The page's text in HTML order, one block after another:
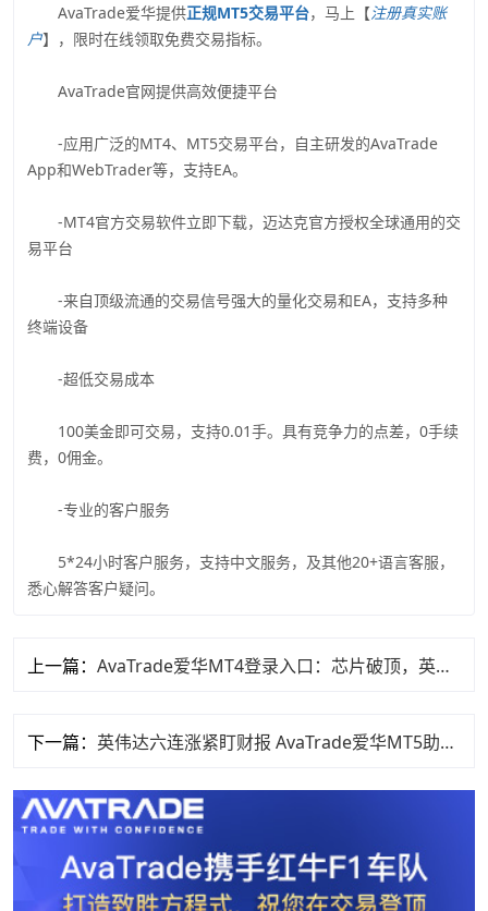
AvaTrade爱华提供正规MT5交易平台，马上【注册真实账
户】，限时在线领取免费交易指标。
AvaTrade官网提供高效便捷平台
-应用广泛的MT4、MT5交易平台，自主研发的AvaTrade
App和WebTrader等，支持EA。
-MT4官方交易软件立即下载，迈达克官方授权全球通用的交
易平台
-来自顶级流通的交易信号强大的量化交易和EA，支持多种
终端设备
-超低交易成本
100美金即可交易，支持0.01手。具有竞争力的点差，0手续
费，0佣金。
-专业的客户服务
5*24小时客户服务，支持中文服务，及其他20+语言客服，
悉心解答客户疑问。
上一篇： AvaTrade爱华MT4登录入口：芯片破顶，英特尔、英伟达集体冲高！
下一篇： 英伟达六连涨紧盯财报 AvaTrade爱华MT5助力您抓住机遇